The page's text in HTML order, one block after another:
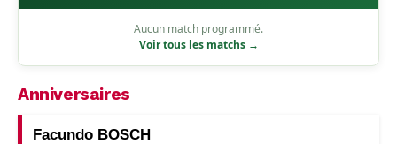
Aucun match programmé.
Voir tous les matchs →
Anniversaires
Facundo BOSCH